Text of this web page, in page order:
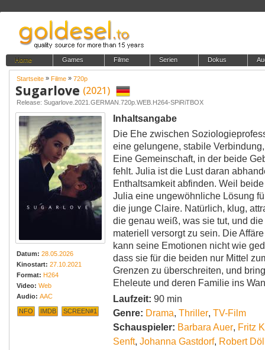
Home Games Filme Serien Dokus
Startseite » Filme » 720p
Sugarlove (2021)
Release: Sugarlove.2021.GERMAN.720p.WEB.H264-SPiRiTBOX
Datum: 28.05.2026
Kinostart: 27.10.2021
Format: H264
Video: Web
Audio: AAC
NFO IMDB SCREEN#1
Inhaltsangabe
Die Ehe zwischen
eine gelungene, stabile
Eine Gemeinschaft, in der beide
fehlt. Julia ist die Lust daran
Enthaltsamkeit abfinden. Weil
Julia eine ungewöhnliche Lösung
die junge Claire. Natürlich, klug,
die genau weiß, was sie tut, und
materiell versorgt zu sein. Die
kann seine Emotionen nicht wie
dass sie für die beiden nur Mittel
Grenzen zu überschreiten, und
Eheleute und deren Familie ins
Laufzeit: 90 min
Genre: Drama, Thriller, TV-Film
Schauspieler: Barbara Auer, Fritz
Senft, Johanna Gastdorf, Robert